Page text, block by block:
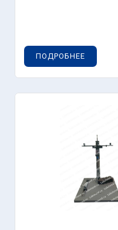
ПОДРОБНЕЕ